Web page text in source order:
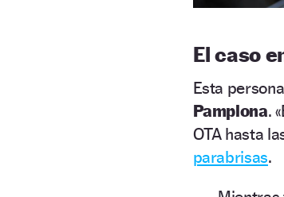
El caso
Esta
Pamplona.
OTA hasta
parabrisas.